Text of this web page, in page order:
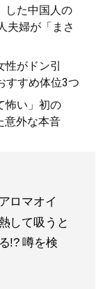
した中国人の
夫婦が「まさ
がドン引
すすめ体位3つ
怖い」初の
意外な本音
ロマオイ
して吸うと
!? 噂を検